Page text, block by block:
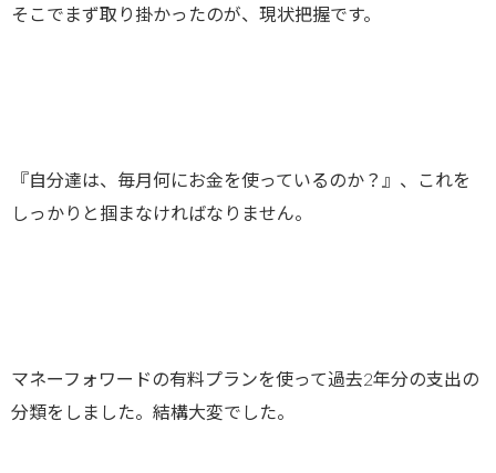
そこでまず取り掛かったのが、現状把握です。
『自分達は、毎月何にお金を使っているのか？』、これを
しっかりと掴まなければなりません。
マネーフォワードの有料プランを使って過去2年分の支出の
分類をしました。結構大変でした。